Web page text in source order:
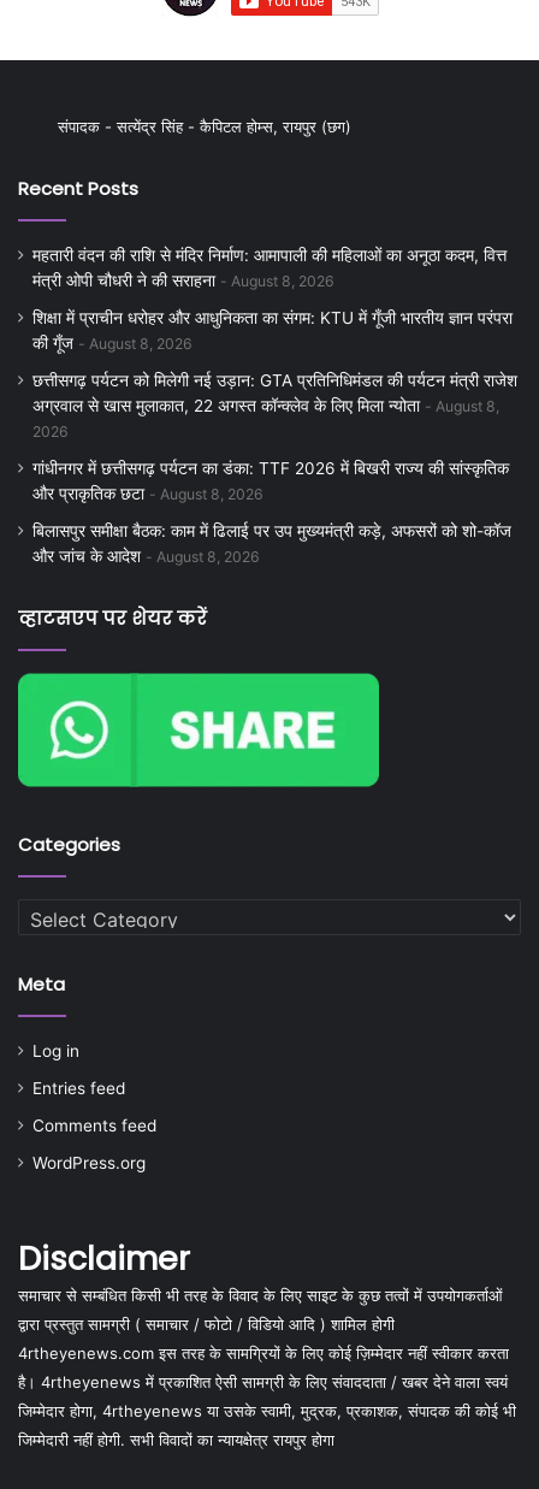
संपादक - सत्येंद्र सिंह - कैपिटल होम्स, रायपुर (छग)
Recent Posts
महतारी वंदन की राशि से मंदिर निर्माण: आमापाली की महिलाओं का अनूठा कदम, वित्त
मंत्री ओपी चौधरी ने की सराहना
August 8, 2026
शिक्षा में प्राचीन धरोहर और आधुनिकता का संगम: KTU में गूँजी भारतीय ज्ञान परंपरा
की गूँज
August 8, 2026
छत्तीसगढ़ पर्यटन को मिलेगी नई उड़ान: GTA प्रतिनिधिमंडल की पर्यटन मंत्री राजेश
अग्रवाल से खास मुलाकात, 22 अगस्त कॉन्क्लेव के लिए मिला न्योता
August 8,
2026
गांधीनगर में छत्तीसगढ़ पर्यटन का डंका: TTF 2026 में बिखरी राज्य की सांस्कृतिक
और प्राकृतिक छटा
August 8, 2026
बिलासपुर समीक्षा बैठक: काम में ढिलाई पर उप मुख्यमंत्री कड़े, अफसरों को शो-कॉज
और जांच के आदेश
August 8, 2026
व्हाटसएप पर शेयर करें
Categories
Categories
Meta
Log in
Entries feed
Comments feed
WordPress.org
Disclaimer
समाचार से सम्बंधित किसी भी तरह के विवाद के लिए साइट के कुछ तत्वों में उपयोगकर्ताओं
द्वारा प्रस्तुत सामग्री ( समाचार / फोटो / विडियो आदि ) शामिल होगी
4rtheyenews.com इस तरह के सामग्रियों के लिए कोई ज़िम्मेदार नहीं स्वीकार करता
है। 4rtheyenews में प्रकाशित ऐसी सामग्री के लिए संवाददाता / खबर देने वाला स्वयं
जिम्मेदार होगा, 4rtheyenews या उसके स्वामी, मुद्रक, प्रकाशक, संपादक की कोई भी
जिम्मेदारी नहीं होगी. सभी विवादों का न्यायक्षेत्र रायपुर होगा